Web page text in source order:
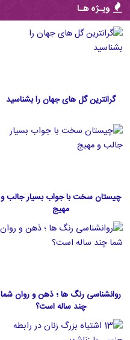
ویـژه هـا
گرانترین گل های جهان را بشناسید
چیستان سخت با جواب بسیار جالب و
مهیج
روانشناسی رنگ ها ؛ ذهن و روان شما
چند ساله است؟